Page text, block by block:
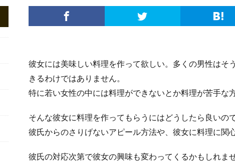
彼女には美味しい料理を作って欲しい。多くの男性はそ
きるわけではありません。
特に若い女性の中には料理ができないとか料理が苦手な
そんな彼女に料理を作ってもらうにはどうしたら良いの
彼氏からのさりげないアピール方法や、彼女に料理に関
彼氏の対応次第で彼女の興味も変わってくるかもしれませ